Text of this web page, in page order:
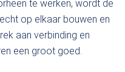
te werken, wordt de
op elkaar bouwen en
aan verbinding en
een groot goed.